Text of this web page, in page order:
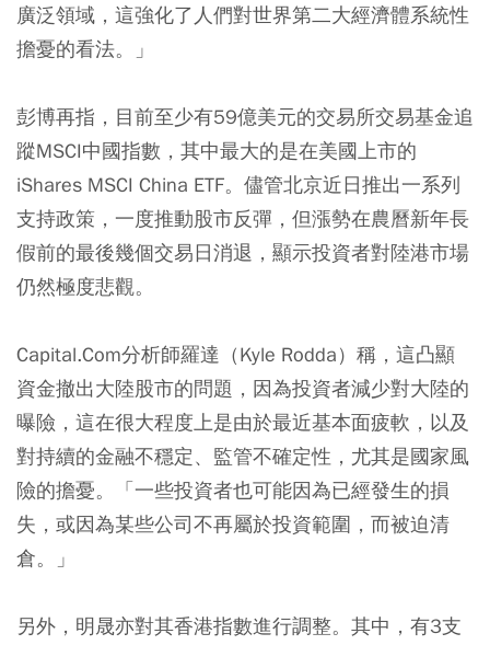
廣泛領域，這強化了人們對世界第二大經濟體系統性
擔憂的看法。」
彭博再指，目前至少有59億美元的交易所交易基金追
蹤MSCI中國指數，其中最大的是在美國上市的
iShares MSCI China ETF。 儘管北京近日推出一系列
支持政策，一度推動股市反彈，但漲勢在農曆新年長
假前的最後幾個交易日消退，顯示投資者對陸港市場
仍然極度悲觀。
Capital.Com分析師羅達（Kyle Rodda）稱， 這凸顯
資金撤出大陸股市的問題，因為投資者減少對大陸的
曝險，這在很大程度上是由於最近基本面疲軟，以及
對持續的金融不穩定、監管不確定性，尤其是國家風
險的擔憂。「一些投資者也可能因為已經發生的損
失，或因為某些公司不再屬於投資範圍，而被迫清
倉。」
另外，明晟亦對其香港指數進行調整。其中，有3支